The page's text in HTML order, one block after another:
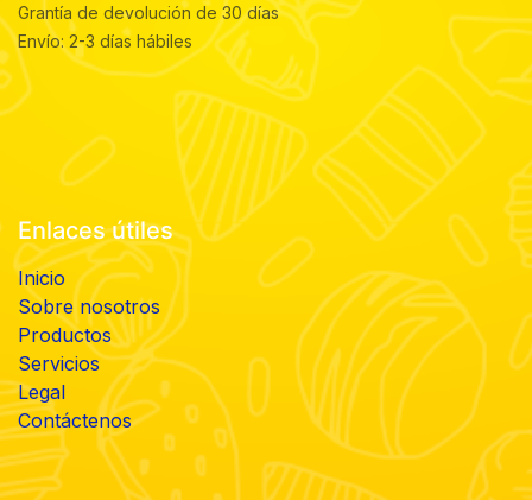
Grantía de devolución de 30 días
Envío: 2-3 días hábiles
Enlaces útiles
Inicio
Sobre nosotros
Productos
Servicios
Legal
Contáctenos